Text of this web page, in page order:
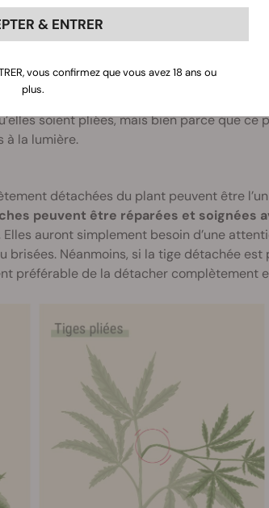
le plus. Lorsque les branches sont pliées
peut compliquer la tâche pour les
de se développer, mais à un rythme
soient pliées, mais bien parce que ce
à la lumière.
détachées du plant peuvent être
peuvent être réparées et soignées
Elles auront simplement besoin d’une
brisées. Néanmoins, si la tige détachée
préférable de la détacher complètement
& ENTRER
vous confirmez que vous avez 18 ans ou
plus.